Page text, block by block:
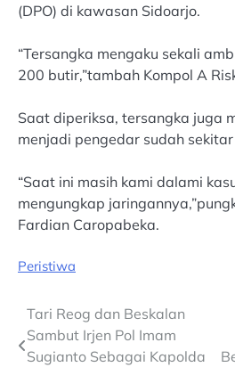
(DPO) di kawasan Sidoarjo.
“Tersangka mengaku sekali
200 butir,”tambah Kompol A
Saat diperiksa, tersangka juga
menjadi pengedar sudah
“Saat ini masih kami dalami
mengungkap
Fardian Caropabeka.
Peristiwa
Post
navigation
Tari Reog dan Beskalan
Sambut Irjen Pol Imam
Sugianto Sebagai Kapolda